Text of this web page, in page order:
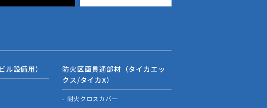
ル設備用）
防火区画貫通部材（タイカエッ
クス/タイカX）
耐火クロスカバー